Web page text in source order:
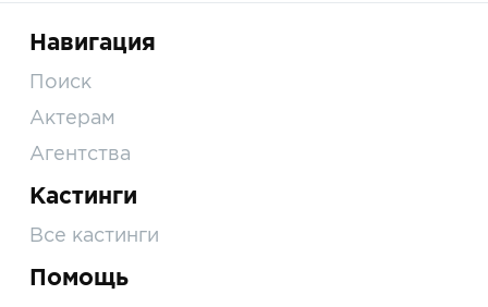
Навигация
Поиск
Актерам
Агентства
Кастинги
Все кастинги
Помощь